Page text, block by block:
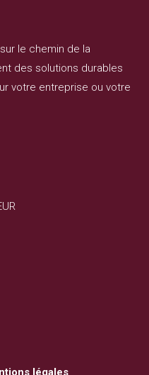
le chemin de la
des solutions durables
votre entreprise ou votre
légales